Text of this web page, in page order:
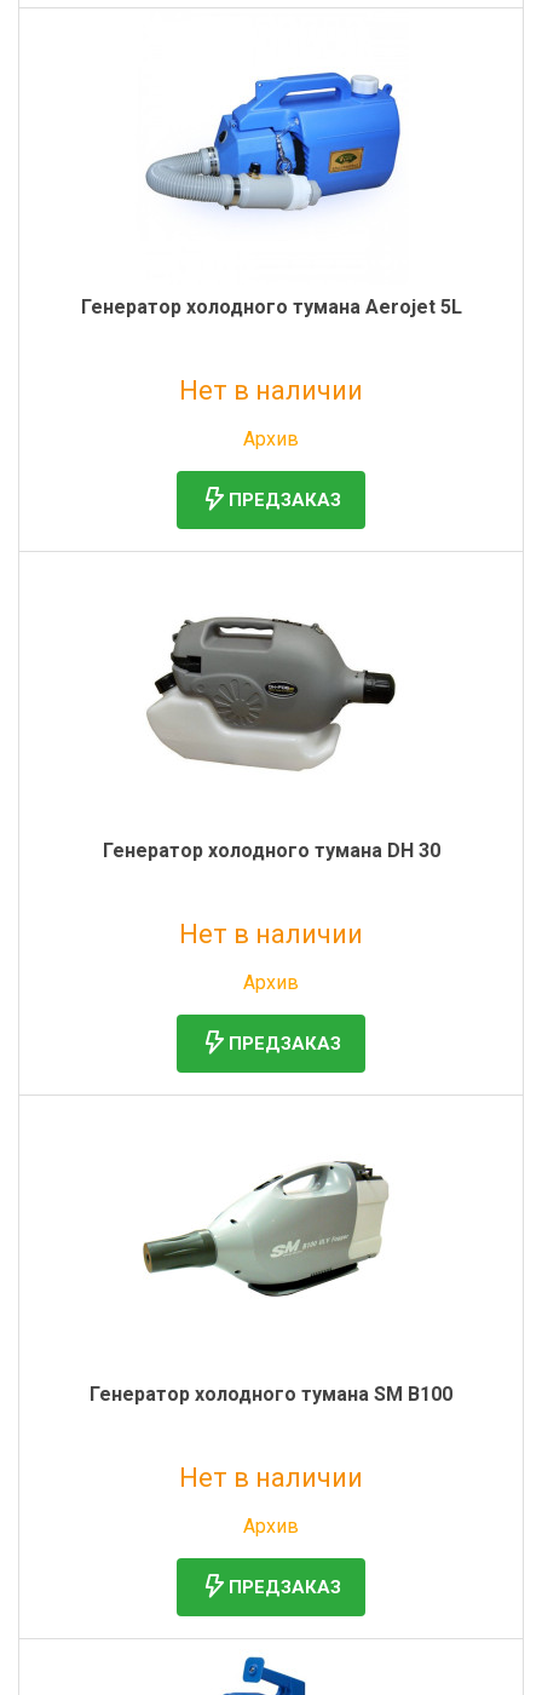
Генератор холодного тумана Aerojet 5L
Нет в наличии
Архив
ПРЕДЗАКАЗ
Генератор холодного тумана DH 30
Нет в наличии
Архив
ПРЕДЗАКАЗ
Генератор холодного тумана SM B100
Нет в наличии
Архив
ПРЕДЗАКАЗ